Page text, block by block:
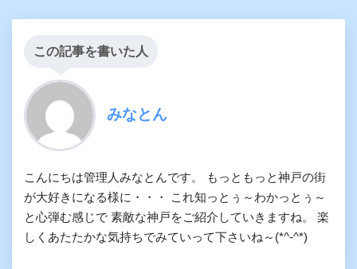
この記事を書いた人
みなとん
こんにちは管理人みなとんです。 もっともっと神戸の街
が大好きになる様に・・・ これ知っとぅ～わかっとぅ～
と心弾む感じで 素敵な神戸をご紹介していきますね。 楽
しくあたたかな気持ちでみていって下さいね～(*^-^*)